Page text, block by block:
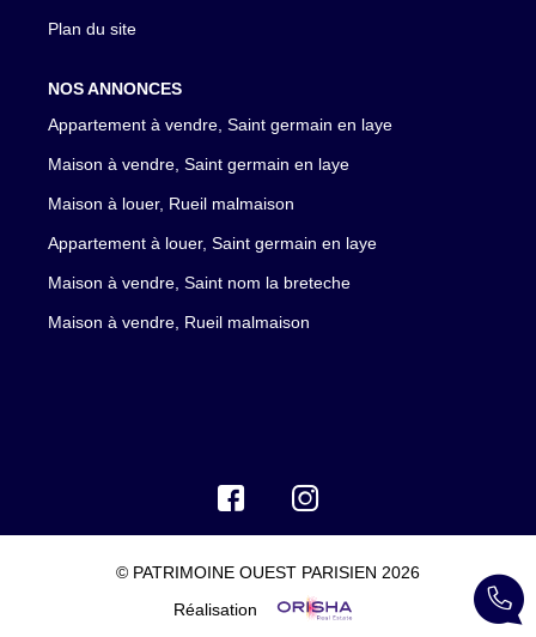
Plan du site
NOS ANNONCES
Appartement à vendre, Saint germain en laye
Maison à vendre, Saint germain en laye
Maison à louer, Rueil malmaison
Appartement à louer, Saint germain en laye
Maison à vendre, Saint nom la breteche
Maison à vendre, Rueil malmaison
© PATRIMOINE OUEST PARISIEN 2026
Réalisation